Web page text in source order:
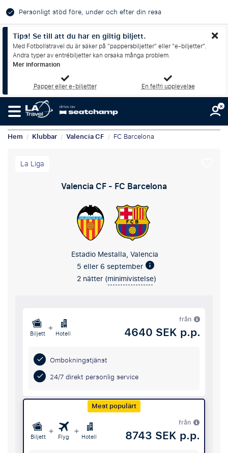
Personligt stöd före, under och efter din resa
Tips! Se till att du har en giltig biljett.
Med Fotbollstravel du är säker på "pappersbiljetter" eller "e-biljetter".
Andra typer av entrébiljetter kan orsaka många problem.
Mer information
Papper eller e-biljetter
En felfri upplevelse
Hem / Klubbar / Valencia CF / FC Barcelona
La Liga
Valencia CF - FC Barcelona
Estadio Mestalla, Valencia
5 eller 6 september
2 nätter (minimivistelse)
Biljett + Hotell
från
4640 SEK p.p.
Ombokningstjänst
24/7 direkt personlig service
Mest populärt
Biljett + Flyg + Hotell
från
8743 SEK p.p.